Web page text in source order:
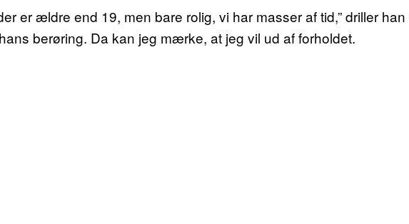
er ældre end 19, men bare rolig, vi har masser af tid,” driller han
berøring. Da kan jeg mærke, at jeg vil ud af forholdet.